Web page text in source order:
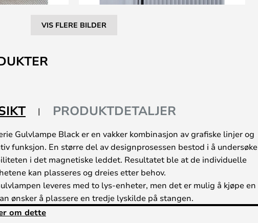
VIS FLERE BILDER
PRODUKTDETALJER
Gulvlampe Black er en vakker kombinasjon av grafiske linjer og
funksjon. En større del av designprosessen bestod i å undersøke
i det magnetiske leddet. Resultatet ble at de individuelle
kan plasseres og dreies etter behov.
leveres med to lys-enheter, men det er mulig å kjøpe en
ønsker å plassere en tredje lyskilde på stangen.
om dette